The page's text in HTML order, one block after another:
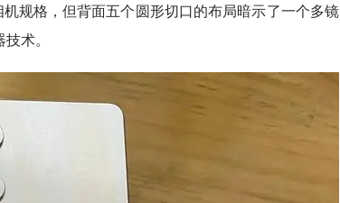
规格，但背面五个圆形切口的布局暗示了一个多镜
术。